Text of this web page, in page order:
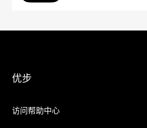
优步
访问帮助中心